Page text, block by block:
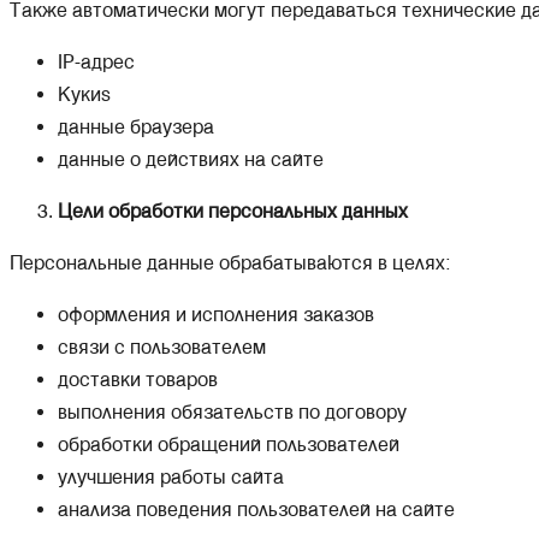
Также автоматически могут передаваться технические
IP-адрес
Кукиs
данные браузера
данные о действиях на сайте
Цели обработки персональных данных
Персональные данные обрабатываются в целях:
оформления и исполнения заказов
связи с пользователем
доставки товаров
выполнения обязательств по договору
обработки обращений пользователей
улучшения работы сайта
анализа поведения пользователей на сайте